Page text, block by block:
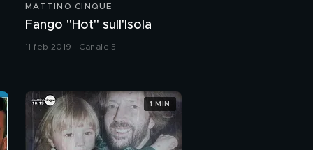
MATTINO CINQUE
Fango "Hot" sull'Isola
11 feb 2019 | Canale 5
1 MIN